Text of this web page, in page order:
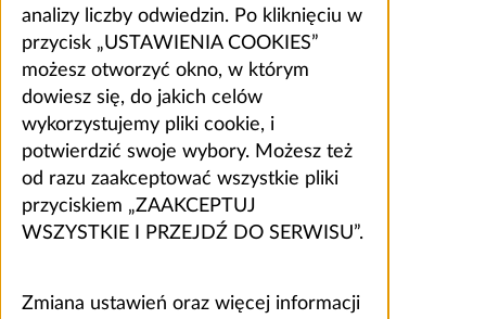
analizy liczby odwiedzin. Po kliknięciu w
przycisk „USTAWIENIA COOKIES”
możesz otworzyć okno, w którym
dowiesz się, do jakich celów
wykorzystujemy pliki cookie, i
potwierdzić swoje wybory. Możesz też
od razu zaakceptować wszystkie pliki
przyciskiem „ZAAKCEPTUJ
WSZYSTKIE I PRZEJDŹ DO SERWISU”.
Zmiana ustawień oraz więcej informacji